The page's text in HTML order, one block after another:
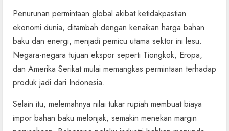
Penurunan permintaan global akibat ketidakpastian
ekonomi dunia, ditambah dengan kenaikan harga bahan
baku dan energi, menjadi pemicu utama sektor ini lesu.
Negara-negara tujuan ekspor seperti Tiongkok, Eropa,
dan Amerika Serikat mulai memangkas permintaan terhadap
produk jadi dari Indonesia.
Selain itu, melemahnya nilai tukar rupiah membuat biaya
impor bahan baku melonjak, semakin menekan margin